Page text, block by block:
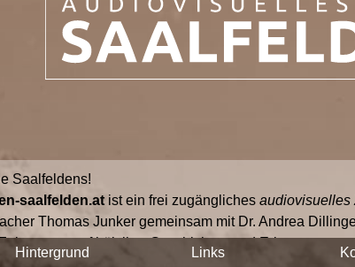
Saalfeldens!
saalfelden.at ist ein frei zugänglichesaudiovisuelles
Thomas Junker gemeinsam mit Dr. Andrea
auf hält ihre Geschichten und Erinnerungen
Hintergrund Links